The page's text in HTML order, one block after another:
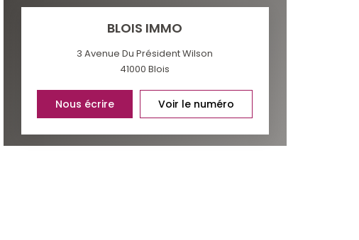
BLOIS IMMO
3 Avenue Du Président Wilson
41000Blois
Nous écrire Voir le numéro